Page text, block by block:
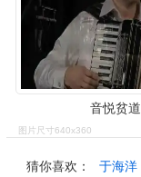
音悦贫道
图片尺寸640x360
猜你喜欢： 于海洋